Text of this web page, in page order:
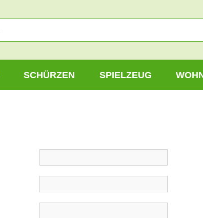
SCHÜRZEN SPIELZEUG